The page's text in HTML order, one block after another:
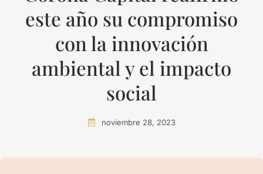
este año su compromiso
con la innovación
ambiental y el impacto
social
noviembre 28, 2023